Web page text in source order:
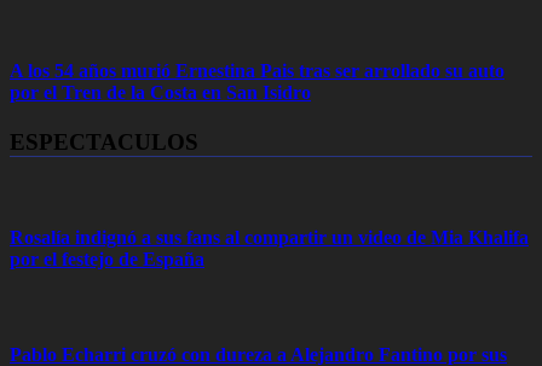
A los 54 años murió Ernestina Pais tras ser arrollado su auto
por el Tren de la Costa en San Isidro
ESPECTACULOS
Rosalía indignó a sus fans al compartir un video de Mia Khalifa
por el festejo de España
Pablo Echarri cruzó con dureza a Alejandro Fantino por sus